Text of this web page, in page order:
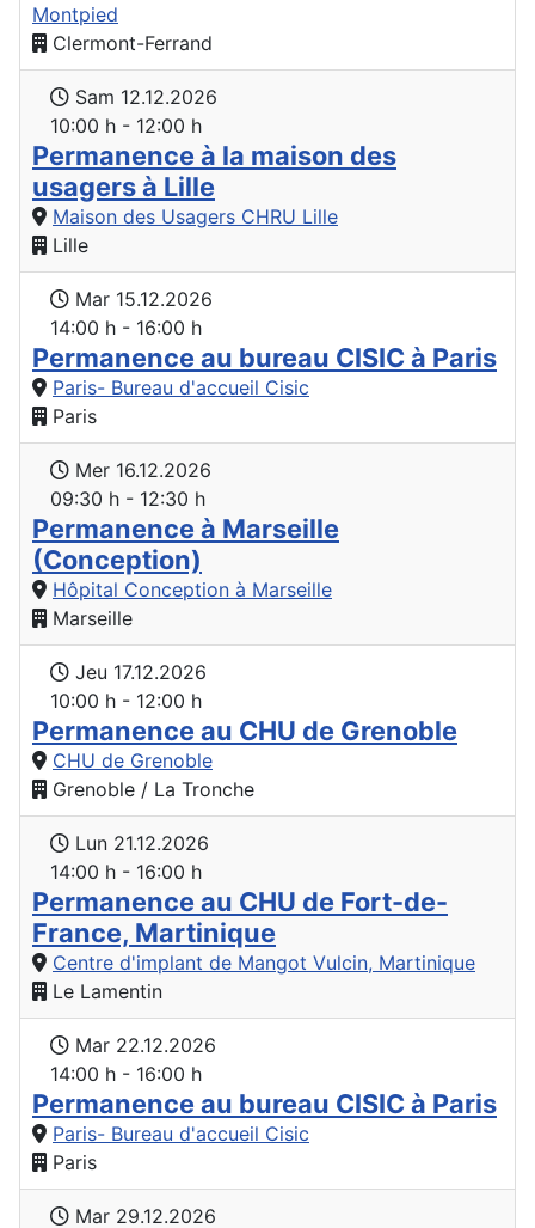
Montpied
Clermont-Ferrand
Sam 12.12.2026
10:00 h - 12:00 h
Permanence à la maison des
usagers à Lille
Maison des Usagers CHRU Lille
Lille
Mar 15.12.2026
14:00 h - 16:00 h
Permanence au bureau CISIC à Paris
Paris- Bureau d'accueil Cisic
Paris
Mer 16.12.2026
09:30 h - 12:30 h
Permanence à Marseille
(Conception)
Hôpital Conception à Marseille
Marseille
Jeu 17.12.2026
10:00 h - 12:00 h
Permanence au CHU de Grenoble
CHU de Grenoble
Grenoble / La Tronche
Lun 21.12.2026
14:00 h - 16:00 h
Permanence au CHU de Fort-de-
France, Martinique
Centre d'implant de Mangot Vulcin, Martinique
Le Lamentin
Mar 22.12.2026
14:00 h - 16:00 h
Permanence au bureau CISIC à Paris
Paris- Bureau d'accueil Cisic
Paris
Mar 29.12.2026